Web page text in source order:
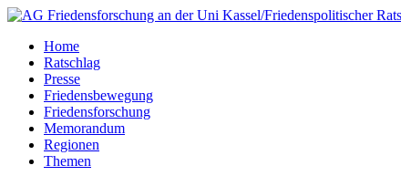
Home
Ratschlag
Presse
Friedensbewegung
Friedensforschung
Memorandum
Regionen
Themen